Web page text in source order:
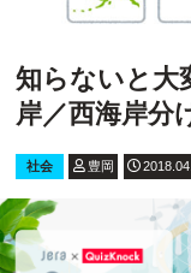
知らないと大
岸／西海岸分
社会 豊岡